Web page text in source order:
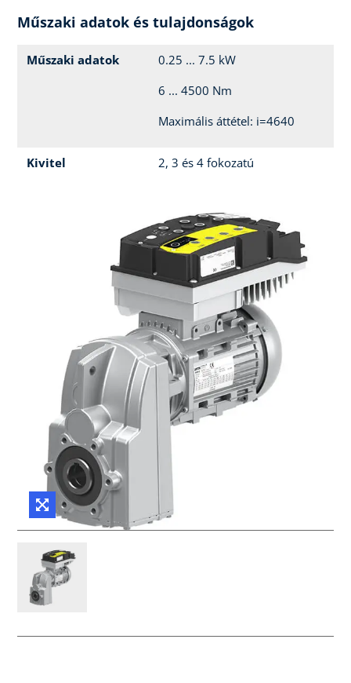
Műszaki adatok és tulajdonságok
Műszaki adatok
0.25 ... 7.5 kW
6 ... 4500 Nm
Maximális áttétel: i=4640
Kivitel 2, 3 és 4 fokozatú